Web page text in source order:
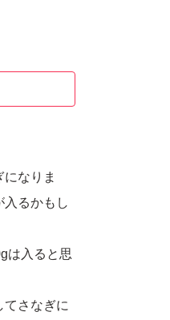
なりま
るかもし
は入ると思
さなぎに